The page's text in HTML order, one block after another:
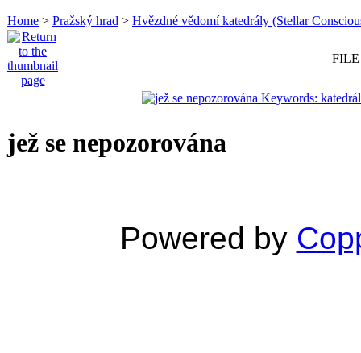
Home > Pražský hrad > Hvězdné vědomí katedrály (Stellar
FILE
jež se nepozorována
Powered by